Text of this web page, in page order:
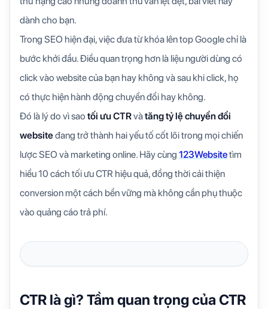
dành cho bạn.
Trong SEO hiện đại, việc đưa từ khóa lên top Google chỉ là
bước khởi đầu. Điều quan trọng hơn là liệu người dùng có
click vào website của bạn hay không và sau khi click, họ
có thực hiện hành động chuyển đổi hay không.
Đó là lý do vì sao tối ưu CTRvàtăng tỷ lệ chuyển đổi
websiteđang trở thành hai yếu tố cốt lõi trong mọi chiến
lược SEO và marketing online. Hãy cùng 123Websitetìm
hiểu 10 cách tối ưu CTR hiệu quả, đồng thời cải thiện
conversion một cách bền vững mà không cần phụ thuộc
vào quảng cáo trả phí.
CTR là gì? Tầm quan trọng của CTR